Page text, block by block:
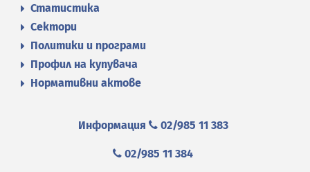
Статистика
Сектори
Политики и програми
Профил на купувача
Нормативни актове
Информация 02/985 11 383
02/985 11 384